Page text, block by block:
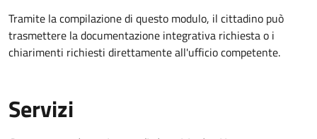
Tramite la compilazione di questo modulo, il cittadino può
trasmettere la documentazione integrativa richiesta o i
chiarimenti richiesti direttamente all'ufficio competente.
Servizi